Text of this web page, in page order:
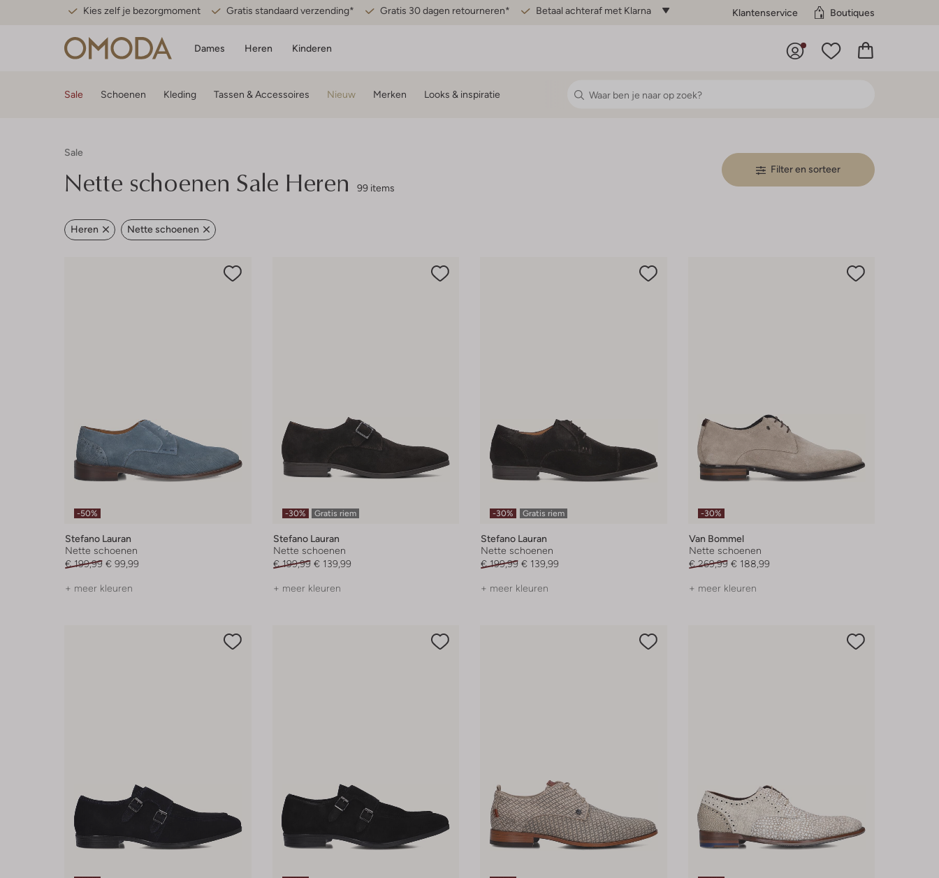
Kies zelf je bezorgmoment Gratis standaard verzending* Gratis 30 dagen retourneren* Betaal achteraf met Klarna Klantenservice Boutiques
Dames Heren Kinderen
Sale Schoenen Kleding Tassen & Accessoires Nieuw Merken Looks & inspiratie
Sale
Nette schoenen Sale Heren 99 items
Filter en sorteer
Heren Nette schoenen
-50%
Stefano Lauran
Nette schoenen
€ 199,99 € 99,99
+ meer kleuren
-30% Gratis riem
Stefano Lauran
Nette schoenen
€ 199,99 € 139,99
+ meer kleuren
-30% Gratis riem
Stefano Lauran
Nette schoenen
€ 199,99 € 139,99
+ meer kleuren
-30%
Van Bommel
Nette schoenen
€ 269,99 € 188,99
+ meer kleuren